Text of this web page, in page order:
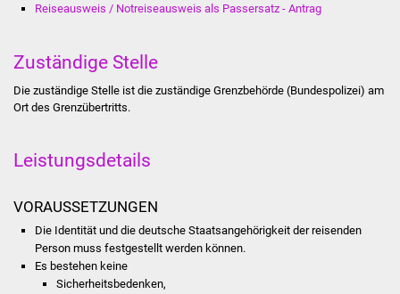
Ortsentwicklung
Bürger & Service
Lebenslagen
Reiseausweis / Notreiseausweis als Passersatz - Antrag
Zuständige Stelle
Die zuständige Stelle ist die zuständige Grenzbehörde (Bundespolizei) am
Ort des Grenzübertritts.
Leistungsdetails
VORAUSSETZUNGEN
Die Identität und die deutsche Staatsangehörigkeit der reisenden
Person muss festgestellt werden können.
Es bestehen keine
Sicherheitsbedenken,